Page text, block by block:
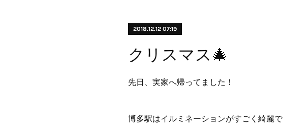
2018.12.12 07:19
クリスマス🎄
先日、実家へ帰ってました！
博多駅はイルミネーションがすごく綺麗で